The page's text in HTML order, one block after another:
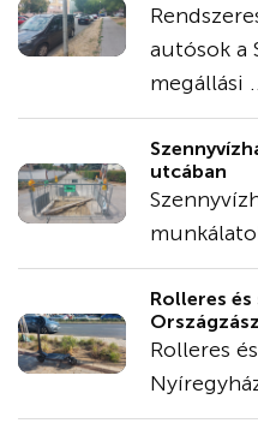
autósok a
megállási
utcában
Rolleres
Rolleres